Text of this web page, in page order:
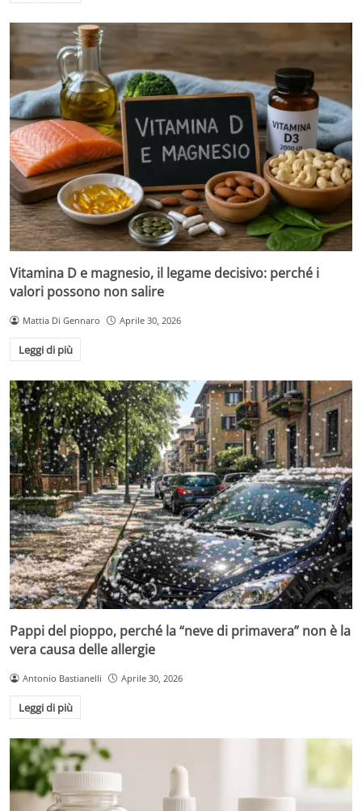
Vitamina D e magnesio, il legame decisivo: perché i
valori possono non salire
Mattia Di Gennaro Aprile 30, 2026
Leggi di più
Pappi del pioppo, perché la “neve di primavera” non è la
vera causa delle allergie
Antonio Bastianelli Aprile 30, 2026
Leggi di più